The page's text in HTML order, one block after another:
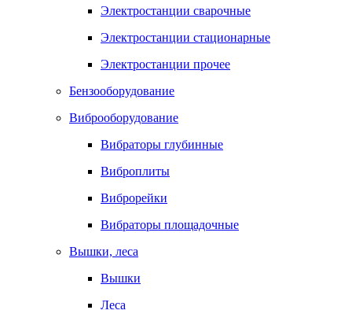
Электростанции сварочные
Электростанции стационарные
Электростанции прочее
Бензооборудование
Виброоборудование
Вибраторы глубинные
Виброплиты
Виброрейки
Вибраторы площадочные
Вышки, леса
Вышки
Леса